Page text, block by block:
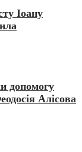
Іоану
допомогу
Алісова